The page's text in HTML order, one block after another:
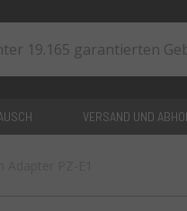
VERSAND UND